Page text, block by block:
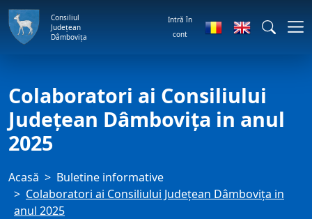
Consiliul
Județean
Dâmbovița
Intră în
cont
Colaboratori ai Consiliului
Județean Dâmbovița in anul
2025
Acasă
Buletine informative
Colaboratori ai Consiliului Județean Dâmbovița in
anul 2025